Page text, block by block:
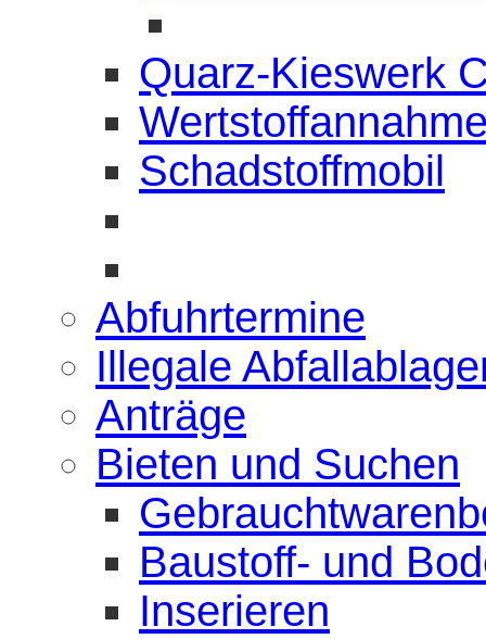
Quarz-Kieswerk
Schadstoffmobil
Abfuhrtermine
Illegale
Anträge
Bieten und Suchen
Baustoff- und
Inserieren